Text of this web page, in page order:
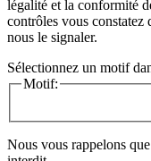
légalité et la conformité
contrôles vous constatez
nous le signaler.
Sélectionnez un motif
Motif:
Nous vous rappelons